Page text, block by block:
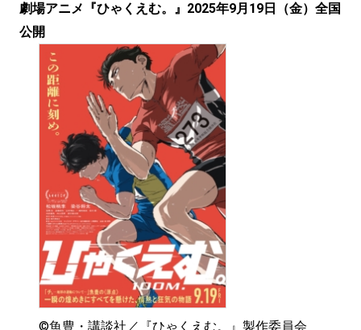
劇場アニメ『ひゃくえむ。』2025年9月19日（金）全国
公開
©魚豊・講談社／『ひゃくえむ。』製作委員会